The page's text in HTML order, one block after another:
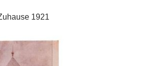
1921